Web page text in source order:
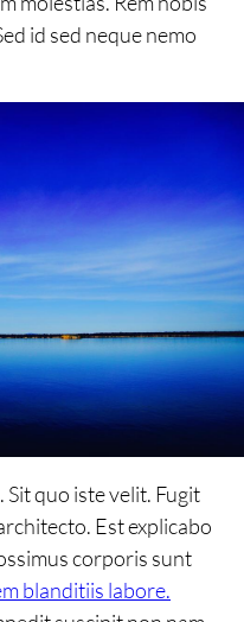
id sed neque nemo
quo iste velit. Fugit
Est explicabo
corporis sunt
blanditiis labore.